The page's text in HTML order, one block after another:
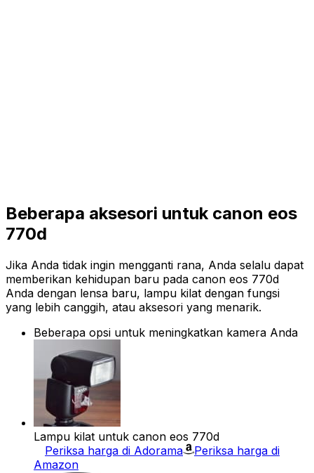
Beberapa aksesori untuk canon eos
770d
Jika Anda tidak ingin mengganti rana, Anda selalu dapat
memberikan kehidupan baru pada canon eos 770d
Anda dengan lensa baru, lampu kilat dengan fungsi
yang lebih canggih, atau aksesori yang menarik.
Beberapa opsi untuk meningkatkan kamera Anda
Lampu kilat untuk canon eos 770d
Periksa harga di Adorama
Periksa harga di
Amazon